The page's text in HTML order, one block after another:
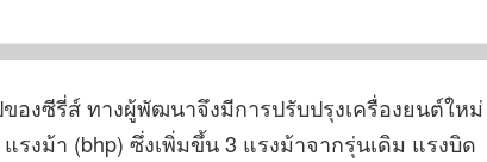
ของซีรี่ส์ ทางผู้พัฒนาจึงมีการปรับปรุงเครื่องยนต์ใหม่
งม้า (bhp) ซึ่งเพิ่มขึ้น 3 แรงม้าจากรุ่นเดิม แรงบิด